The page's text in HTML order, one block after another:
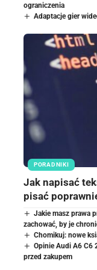
ograniczenia
Adaptacje gier
PORADNIKI
Jak napisać
pisać
Jakie masz prawa
zachować, by je
Chomikuj: nowe
Opinie Audi A6 C6
przed zakupem